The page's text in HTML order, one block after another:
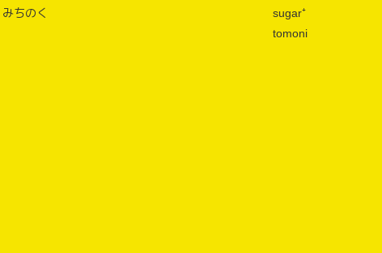
みちのく
sugar⁺
tomoni